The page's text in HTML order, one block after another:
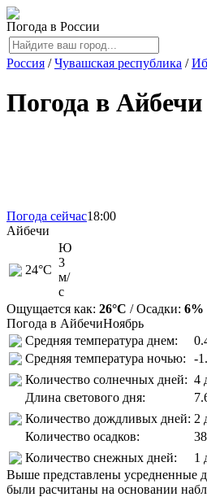
Погода в России
Россия / Чувашская республика /
Погода в Айбечи
Погода сейчас18:00
Айбечи
24°C
Ю
3
м/
с
Ощущается как: 26°C / Осадки: 6%
Погода в АйбечиНоябрь
Средняя температура днем:
Средняя температура ночью:
-
Количество солнечных дней: 4
Длина светового дня:
Количество дождливых дней: 2
Количество осадков:
Количество снежных дней:
1
Выше представлены усредненные
были расчитаны на основании